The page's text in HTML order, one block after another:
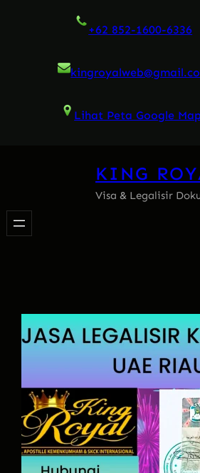
+62 852-1600-6336
Lihat Peta Google
KING
Visa & Legalisir